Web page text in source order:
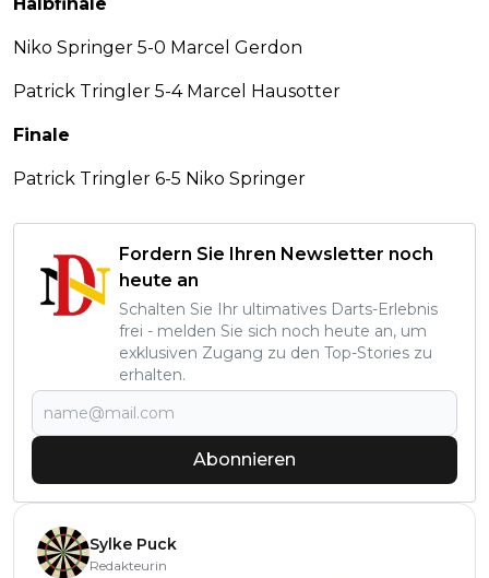
Niko Springer 5-0 Marcel Gerdon
Patrick Tringler 5-4 Marcel Hausotter
Finale
Patrick Tringler 6-5 Niko Springer
Fordern Sie Ihren Newsletter noch
heute an
Schalten Sie Ihr ultimatives Darts-Erlebnis
frei - melden Sie sich noch heute an, um
exklusiven Zugang zu den Top-Stories zu
erhalten.
Abonnieren
Sylke Puck
Redakteurin